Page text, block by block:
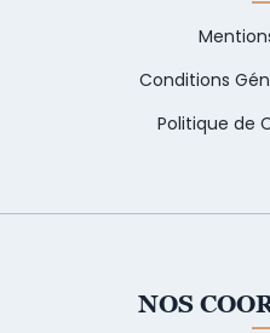
Conditions
Politique de
NOS